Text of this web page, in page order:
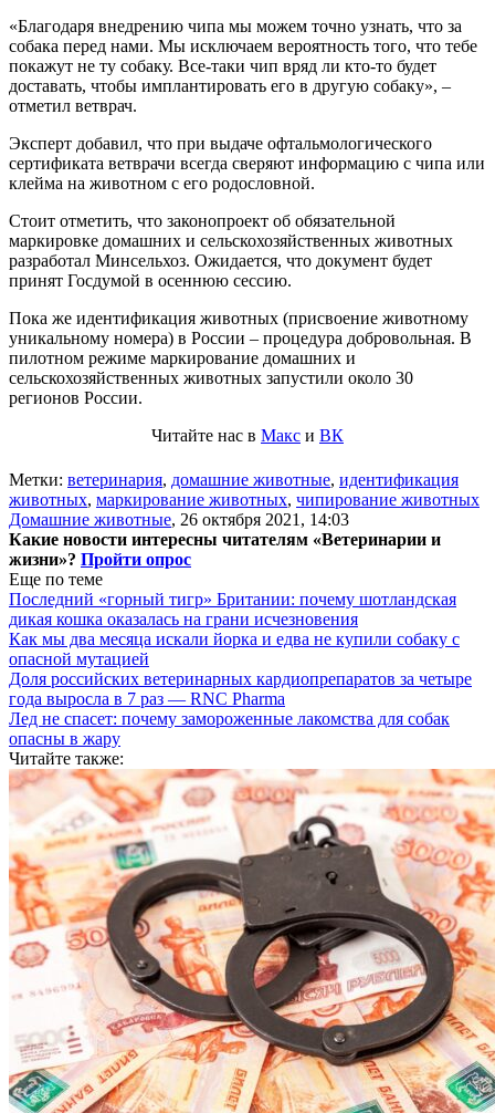
«Благодаря внедрению чипа мы можем точно узнать, что за
собака перед нами. Мы исключаем вероятность того, что тебе
покажут не ту собаку. Все-таки чип вряд ли кто-то будет
доставать, чтобы имплантировать его в другую собаку», –
отметил ветврач.
Эксперт добавил, что при выдаче офтальмологического
сертификата ветврачи всегда сверяют информацию с чипа или
клейма на животном с его родословной.
Стоит отметить, что законопроект об обязательной
маркировке домашних и сельскохозяйственных животных
разработал Минсельхоз. Ожидается, что документ будет
принят Госдумой в осеннюю сессию.
Пока же идентификация животных (присвоение животному
уникальному номера) в России – процедура добровольная. В
пилотном режиме маркирование домашних и
сельскохозяйственных животных запустили около 30
регионов России.
Читайте нас в Макс и ВК
Метки: ветеринария, домашние животные, идентификация
животных, маркирование животных, чипирование животных
Домашние животные, 26 октября 2021, 14:03
Какие новости интересны читателям «Ветеринарии и
жизни»? Пройти опрос
Еще по теме
Последний «горный тигр» Британии: почему шотландская
дикая кошка оказалась на грани исчезновения
Как мы два месяца искали йорка и едва не купили собаку с
опасной мутацией
Доля российских ветеринарных кардиопрепаратов за четыре
года выросла в 7 раз — RNC Pharma
Лед не спасет: почему замороженные лакомства для собак
опасны в жару
Читайте также: